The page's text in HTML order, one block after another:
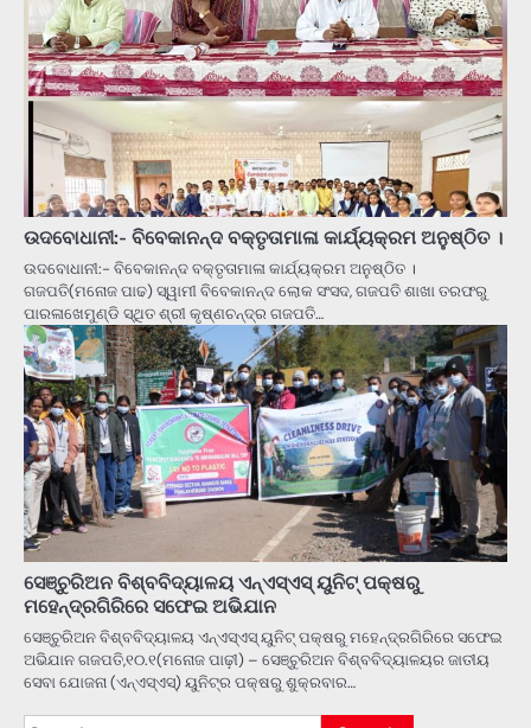
ଉଦବୋଧାନୀ:- ବିବେକାନନ୍ଦ ବକ୍ତୃତାମାଳା କାର୍ଯ୍ୟକ୍ରମ ଅନୁଷ୍ଠିତ ।
ଉଦବୋଧାନୀ:- ବିବେକାନନ୍ଦ ବକ୍ତୃତାମାଳା କାର୍ଯ୍ୟକ୍ରମ ଅନୁଷ୍ଠିତ ।
ଗଜପତି(ମନୋଜ ପାଢ) ସ୍ୱାମୀ ବିବେକାନନ୍ଦ ଲୋକ ସଂସଦ, ଗଜପତି ଶାଖା ତରଫରୁ
ପାରଳାଖେମୁଣ୍ଡି ସ୍ଥିତ ଶ୍ରୀ କୃଷ୍ଣଚନ୍ଦ୍ର ଗଜପତି…
ସେଞ୍ଚୁରିଅନ ବିଶ୍ବବିଦ୍ୟାଳୟ ଏନ୍‌ଏସ୍ଏସ୍ ୟୁନିଟ୍ ପକ୍ଷରୁ
ମହେନ୍ଦ୍ରଗିରିରେ ସଫେଇ ଅଭିଯାନ
ସେଞ୍ଚୁରିଅନ ବିଶ୍ବବିଦ୍ୟାଳୟ ଏନ୍‌ଏସ୍ଏସ୍ ୟୁନିଟ୍ ପକ୍ଷରୁ ମହେନ୍ଦ୍ରଗିରିରେ ସଫେଇ
ଅଭିଯାନ ଗଜପତି,୧୦.୧(ମନୋଜ ପାଢ଼ୀ) – ସେଞ୍ଚୁରିଅନ ବିଶ୍ବବିଦ୍ୟାଳୟର ଜାତୀୟ
ସେବା ଯୋଜନା (ଏନ୍‌ଏସ୍ଏସ୍) ୟୁନିଟ୍‌ର ପକ୍ଷରୁ ଶୁକ୍ରବାର…